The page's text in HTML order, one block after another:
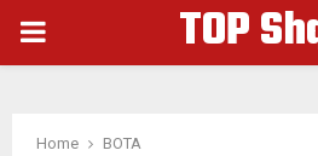
PRIMARY
TOP
Home
BOTA